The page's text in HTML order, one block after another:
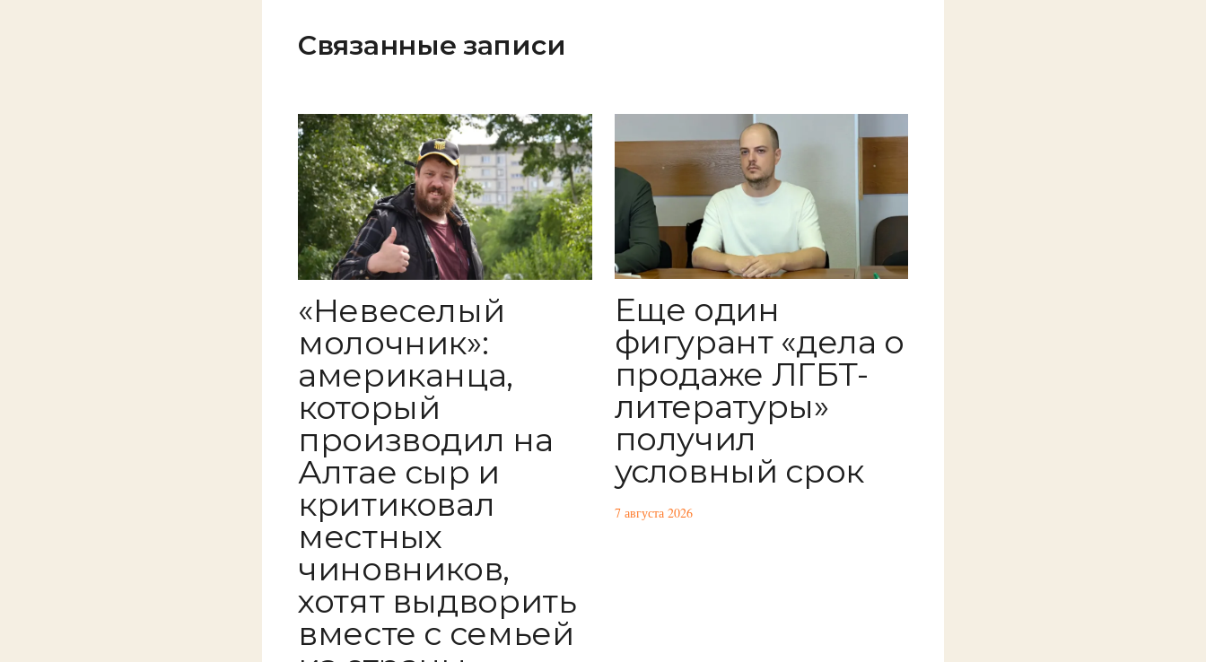
Связанные записи
«Невеселый
молочник»:
американца,
который
производил на
Алтае сыр и
критиковал
местных
чиновников,
хотят выдворить
вместе с семьей
Еще один
фигурант «дела о
продаже ЛГБТ-
литературы»
получил
условный срок
7 августа 2026